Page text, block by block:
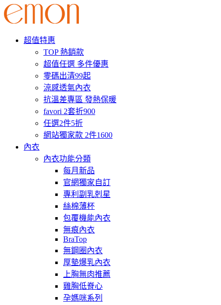
超值特惠
TOP 熱銷款
超值任選 多件優惠
零碼出清99起
涼感透氣內衣
抗溫差專區 發熱保暖
favori 2套折900
任選2件5折
網站獨家款 2件1600
內衣
內衣功能分類
每月新品
官網獨家自訂
專利副乳剋星
絲棉薄杯
包覆機能內衣
無痕內衣
BraTop
無鋼圈內衣
厚墊爆乳內衣
上胸無肉推薦
雞胸低脊心
孕媽咪系列